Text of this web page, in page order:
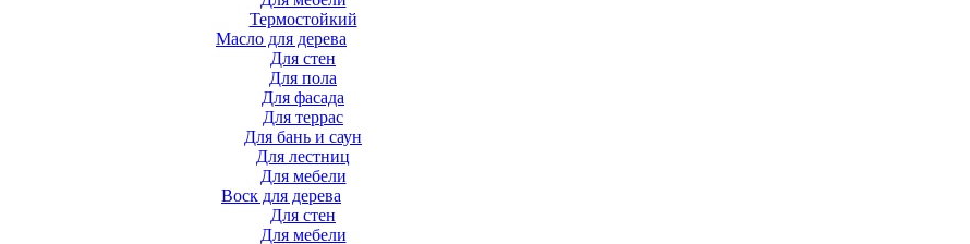
Термостойкий
Масло для дерева
Для стен
Для пола
Для фасада
Для террас
Для бань и саун
Для лестниц
Для мебели
Воск для дерева
Для стен
Для мебели